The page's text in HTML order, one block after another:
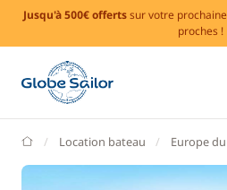
Jusqu'à 500€ offertssur votre
proches !
GlobeSailor
Location bateau Europe